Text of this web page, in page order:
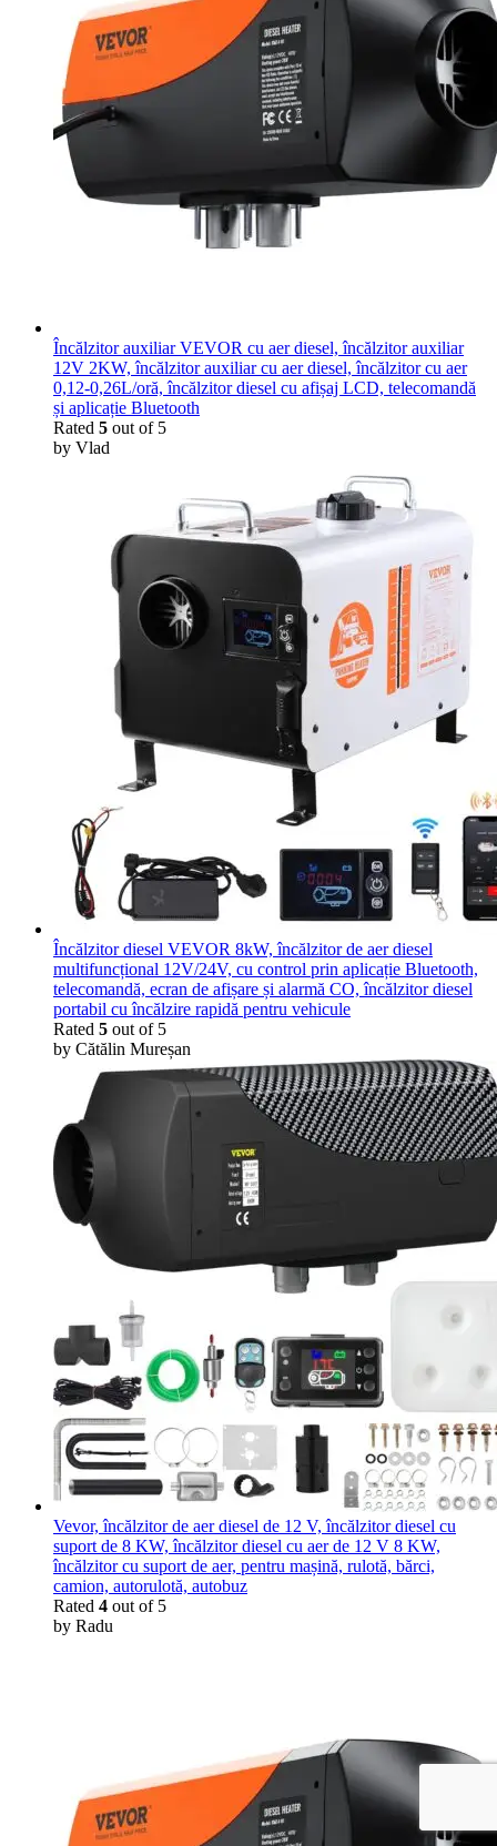
Încălzitor auxiliar VEVOR cu aer diesel, încălzitor auxiliar
12V 2KW, încălzitor auxiliar cu aer diesel, încălzitor cu aer
0,12-0,26L/oră, încălzitor diesel cu afișaj LCD, telecomandă
și aplicație Bluetooth
Rated 5 out of 5
by Vlad
Încălzitor diesel VEVOR 8kW, încălzitor de aer diesel
multifuncțional 12V/24V, cu control prin aplicație Bluetooth,
telecomandă, ecran de afișare și alarmă CO, încălzitor diesel
portabil cu încălzire rapidă pentru vehicule
Rated 5 out of 5
by Cătălin Mureșan
Vevor, încălzitor de aer diesel de 12 V, încălzitor diesel cu
suport de 8 KW, încălzitor diesel cu aer de 12 V 8 KW,
încălzitor cu suport de aer, pentru mașină, rulotă, bărci,
camion, autorulotă, autobuz
Rated 4 out of 5
by Radu